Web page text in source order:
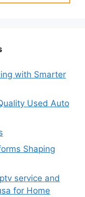
with Smarter
Used Auto
Shaping
service and
for Home